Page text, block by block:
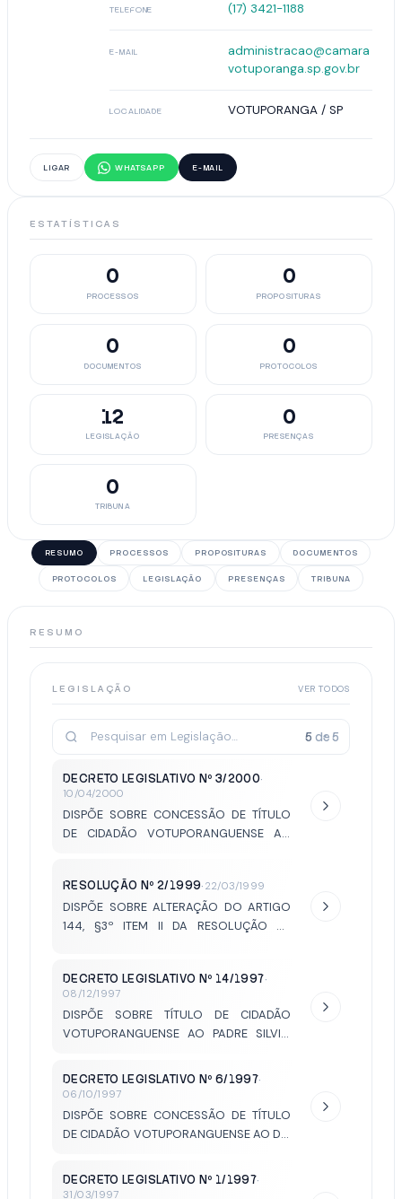
TELEFONE (17) 3421-1188
E-MAIL
administracao@camara
votuporanga.sp.gov.br
LOCALIDADE VOTUPORANGA / SP
LIGAR WHATSAPP E-MAIL
ESTATÍSTICAS
0
PROCESSOS
0
PROPOSITURAS
0
DOCUMENTOS
0
PROTOCOLOS
12
LEGISLAÇÃO
0
PRESENÇAS
0
TRIBUNA
RESUMO PROCESSOS PROPOSITURAS DOCUMENTOS
PROTOCOLOS LEGISLAÇÃO PRESENÇAS TRIBUNA
RESUMO
LEGISLAÇÃO VER TODOS
5 de5
DECRETO LEGISLATIVO Nº 3/2000·
10/04/2000
DISPÕE SOBRE CONCESSÃO DE TÍTULO
DE CIDADÃO VOTUPORANGUENSE AO
RESOLUÇÃO Nº 2/1999· 22/03/1999
DISPÕE SOBRE ALTERAÇÃO DO ARTIGO
144, §3º ITEM II DA RESOLUÇÃO Nº
DECRETO LEGISLATIVO Nº 14/1997·
08/12/1997
DISPÕE SOBRE TÍTULO DE CIDADÃO
VOTUPORANGUENSE AO PADRE SILVIO
DECRETO LEGISLATIVO Nº 6/1997·
06/10/1997
DISPÕE SOBRE CONCESSÃO DE TÍTULO
DE CIDADÃO VOTUPORANGUENSE AO DR.
DECRETO LEGISLATIVO Nº 1/1997·
31/03/1997